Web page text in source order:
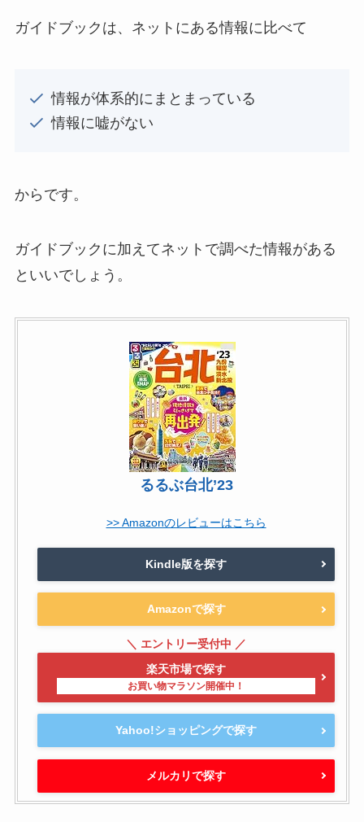
ガイドブックは、ネットにある情報に比べて
情報が体系的にまとまっている
情報に嘘がない
からです。
ガイドブックに加えてネットで調べた情報がある
といいでしょう。
るるぶ台北’23
>> Amazonのレビューはこちら
Kindle版を探す
Amazonで探す
楽天市場で探す
Yahoo!ショッピングで探す
メルカリで探す